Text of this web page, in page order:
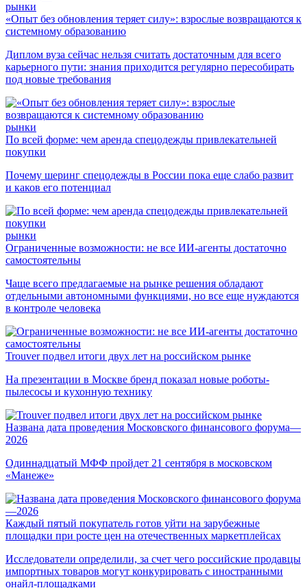
рынки
«Опыт без обновления теряет силу»: взрослые возвращаются к
системному образованию
Диплом вуза сейчас нельзя считать достаточным для всего
карьерного пути: знания приходится регулярно пересобирать
под новые требования
рынки
По всей форме: чем аренда спецодежды привлекательней
покупки
Почему шеринг спецодежды в России пока еще слабо развит
и каков его потенциал
рынки
Ограниченные возможности: не все ИИ-агенты достаточно
самостоятельны
Чаще всего предлагаемые на рынке решения обладают
отдельными автономными функциями, но все еще нуждаются
в контроле человека
Trouver подвел итоги двух лет на российском рынке
На презентации в Москве бренд показал новые роботы-
пылесосы и кухонную технику
Названа дата проведения Московского финансового форума—
2026
Одиннадцатый МФФ пройдет 21 сентября в московском
«Манеже»
Каждый пятый покупатель готов уйти на зарубежные
площадки при росте цен на отечественных маркетплейсах
Исследователи определили, за счет чего российские продавцы
импортных товаров могут конкурировать с иностранными
онайл-площадками